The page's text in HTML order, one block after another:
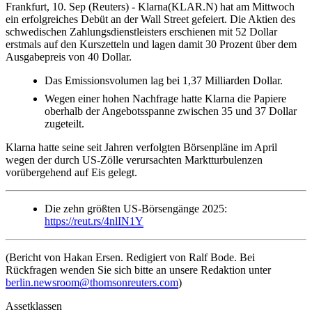
Frankfurt, 10. Sep (Reuters) - Klarna(KLAR.N) hat am Mittwoch
ein erfolgreiches Debüt an der Wall Street gefeiert. Die Aktien des
schwedischen Zahlungsdienstleisters erschienen mit 52 Dollar
erstmals auf den Kurszetteln und lagen damit 30 Prozent über dem
Ausgabepreis von 40 Dollar.
Das Emissionsvolumen lag bei 1,37 Milliarden Dollar.
Wegen einer hohen Nachfrage hatte Klarna die Papiere
oberhalb der Angebotsspanne zwischen 35 und 37 Dollar
zugeteilt.
Klarna hatte seine seit Jahren verfolgten Börsenpläne im April
wegen der durch US-Zölle verursachten Marktturbulenzen
vorübergehend auf Eis gelegt.
Die zehn größten US-Börsengänge 2025:
https://reut.rs/4nlIN1Y
(Bericht von Hakan Ersen. Redigiert von Ralf Bode. Bei
Rückfragen wenden Sie sich bitte an unsere Redaktion unter
berlin.newsroom@thomsonreuters.com)
Assetklassen